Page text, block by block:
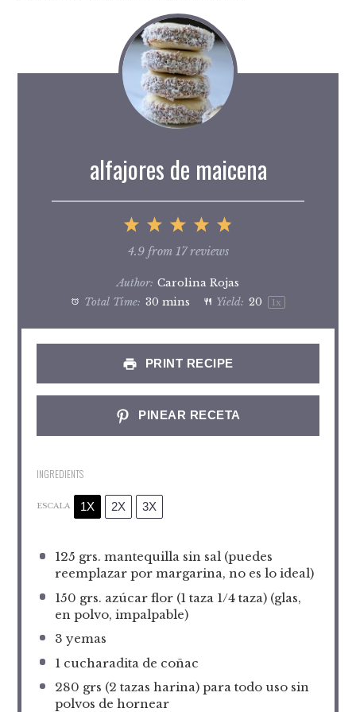
alfajores de maicena
4
Stars
3
Stars
2
Stars
1
Star
4.9from 17reviews
Author: Carolina Rojas
Total Time: 30 mins Yield: 20 1 x
PRINT RECIPE
PINEAR RECETA
INGREDIENTS
ESCALA 1X 2X 3X
125 grs. mantequilla sin sal (puedes
reemplazar por margarina, no es lo ideal)
150 grs. azúcar flor (1 taza 1/4taza) (glas,
en polvo, impalpable)
3 yemas
1 cucharadita de coñac
280 grs (2 tazas harina) para todo uso sin
polvos de hornear